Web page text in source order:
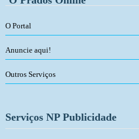
O Portal
Anuncie aqui!
Outros Serviços
Serviços NP Publicidade